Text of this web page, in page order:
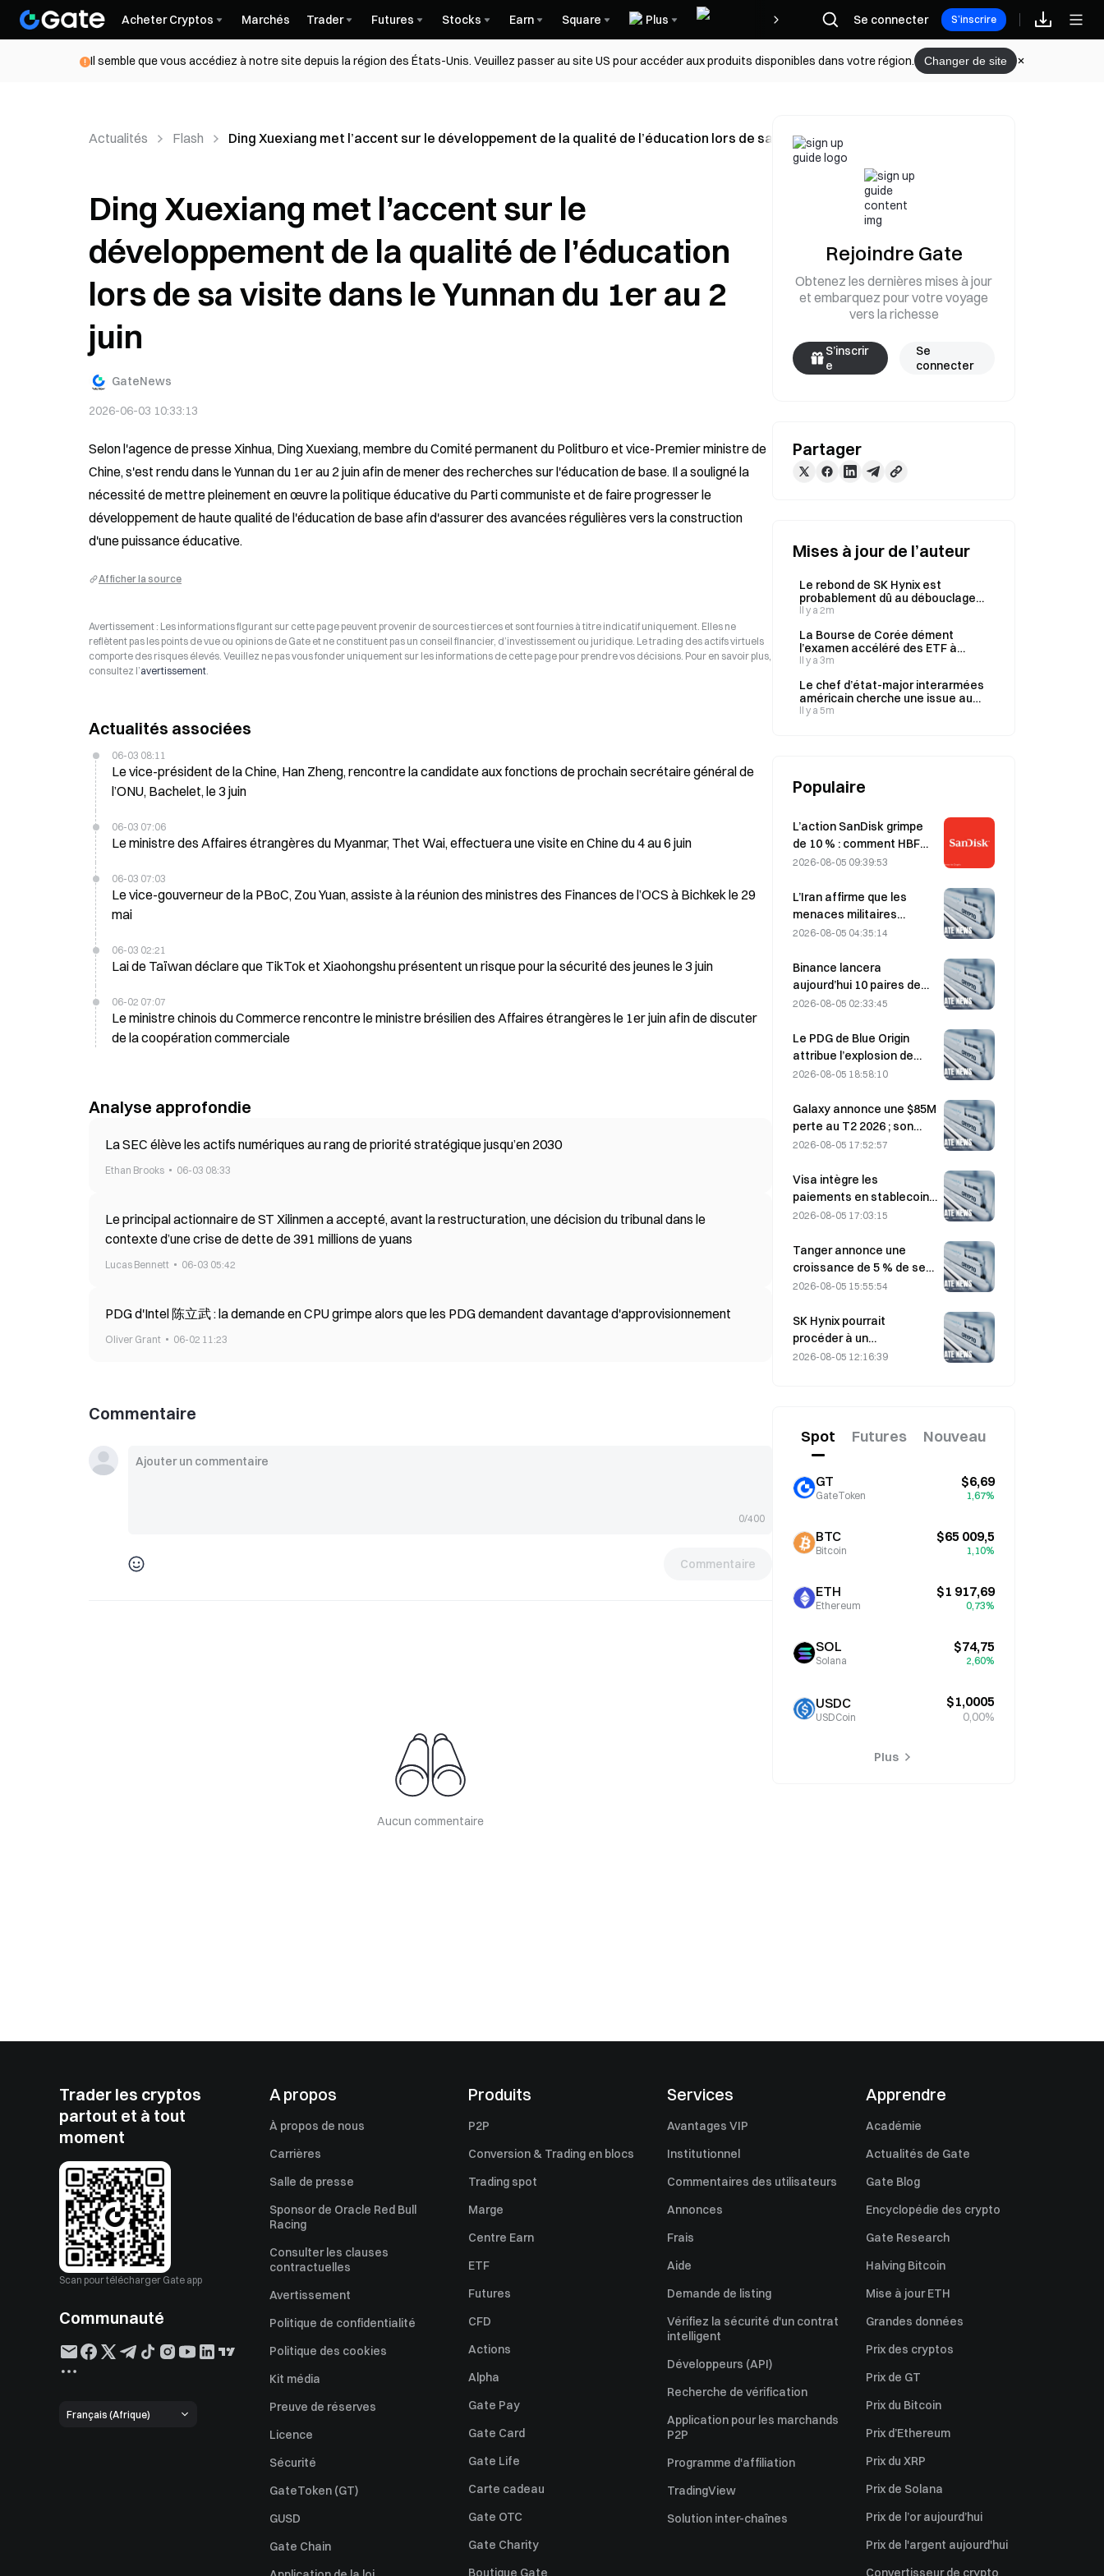
Acheter Cryptos Marchés Trader Futures Stocks Earn Square Plus Récompenses
Se connecter S’inscrire
Il semble que vous accédiez à notre site depuis la région des États-Unis. Veuillez passer au site US pour accéder aux produits disponibles dans votre région. Changer de site
Actualités Flash Ding Xuexiang met l’accent sur le développement de la qualité de l’éducation lors de sa visite dans le Yunnan du 1er au 2 juin
Ding Xuexiang met l’accent sur le
développement de la qualité de l’éducation
lors de sa visite dans le Yunnan du 1er au 2
juin
GateNews
2026-06-03 10:33:13
Selon l'agence de presse Xinhua, Ding Xuexiang, membre du Comité permanent du Politburo et vice-Premier ministre de
Chine, s'est rendu dans le Yunnan du 1er au 2 juin afin de mener des recherches sur l'éducation de base. Il a souligné la
nécessité de mettre pleinement en œuvre la politique éducative du Parti communiste et de faire progresser le
développement de haute qualité de l'éducation de base afin d'assurer des avancées régulières vers la construction
d'une puissance éducative.
Afficher la source
Avertissement : Les informations figurant sur cette page peuvent provenir de sources tierces et sont fournies à titre indicatif uniquement. Elles ne
reflètent pas les points de vue ou opinions de Gate et ne constituent pas un conseil financier, d’investissement ou juridique. Le trading des actifs virtuels
comporte des risques élevés. Veuillez ne pas vous fonder uniquement sur les informations de cette page pour prendre vos décisions. Pour en savoir plus,
consultez l’avertissement.
Actualités associées
06-03 08:11
Le vice-président de la Chine, Han Zheng, rencontre la candidate aux fonctions de prochain secrétaire général de
l’ONU, Bachelet, le 3 juin
06-03 07:06
Le ministre des Affaires étrangères du Myanmar, Thet Wai, effectuera une visite en Chine du 4 au 6 juin
06-03 07:03
Le vice-gouverneur de la PBoC, Zou Yuan, assiste à la réunion des ministres des Finances de l’OCS à Bichkek le 29
mai
06-03 02:21
Lai de Taïwan déclare que TikTok et Xiaohongshu présentent un risque pour la sécurité des jeunes le 3 juin
06-02 07:07
Le ministre chinois du Commerce rencontre le ministre brésilien des Affaires étrangères le 1er juin afin de discuter
de la coopération commerciale
Analyse approfondie
La SEC élève les actifs numériques au rang de priorité stratégique jusqu’en 2030
Ethan Brooks 06-03 08:33
Le principal actionnaire de ST Xilinmen a accepté, avant la restructuration, une décision du tribunal dans le
contexte d’une crise de dette de 391 millions de yuans
Lucas Bennett 06-03 05:42
PDG d'Intel 陈立武 : la demande en CPU grimpe alors que les PDG demandent davantage d'approvisionnement
Oliver Grant 06-02 11:23
Commentaire
0/400
Commentaire
Aucun commentaire
Rejoindre Gate
Obtenez les dernières mises à jour
et embarquez pour votre voyage
vers la richesse
S’inscrir
e
Se
connecter
Partager
Mises à jour de l’auteur
Le rebond de SK Hynix est
probablement dû au débouclage
de positions vendeuses, et non à
selon un analyste.
Il y a 2m
La Bourse de Corée dément
l’examen accéléré des ETF à
effet de levier liés à Samsung et
Il y a 3m
Le chef d’état-major interarmées
américain cherche une issue au
conflit avec l’Iran, invoquant les
Il y a 5m
Populaire
L’action SanDisk grimpe
de 10 % : comment HBF
ouvre un nouveau cycle
et les résultats financiers
peuvent-ils confirmer la
thèse de croissance ?
2026-08-05 09:39:53
L’Iran affirme que les
menaces militaires
américaines retardent
détroit d’Ormuz, prévu le 5
août.
2026-08-05 04:35:14
Binance lancera
aujourd’hui 10 paires de
trading bStocks à 20 h 00
2026-08-05 02:33:45
Le PDG de Blue Origin
attribue l’explosion de
New Glenn en mai à une
moteur BE-4
2026-08-05 18:58:10
Galaxy annonce une $85M
perte au T2 2026 ; son
chiffre d’affaires est
dollars aux prévisions, et
son action chute de 7,23
%
2026-08-05 17:52:57
Visa intègre les
paiements en stablecoins
à Visa Direct grâce à un
Hash
2026-08-05 17:03:15
Tanger annonce une
croissance de 5 % de ses
ventes, portée par le
monde en juin-juillet
2026-08-05 15:55:54
SK Hynix pourrait
procéder à un
fractionnement de ses
2026-08-05 12:16:39
Spot Futures Nouveau
GT
GateToken
$6,69
1,67%
BTC
Bitcoin
$65 009,5
1,10%
ETH
Ethereum
$1 917,69
0,73%
SOL
Solana
$74,75
2,60%
USDC
USDCoin
$1,0005
0,00%
Plus
Trader les cryptos
partout et à tout
moment
Scan pour télécharger Gate app
Communauté
Français (Afrique)
A propos
À propos de nous
Carrières
Salle de presse
Sponsor de Oracle Red Bull
Racing
Consulter les clauses
contractuelles
Avertissement
Politique de confidentialité
Politique des cookies
Kit média
Preuve de réserves
Licence
Sécurité
GateToken (GT)
GUSD
Gate Chain
Produits
P2P
Conversion & Trading en blocs
Trading spot
Marge
Centre Earn
ETF
Futures
CFD
Actions
Alpha
Gate Pay
Gate Card
Gate Life
Carte cadeau
Gate OTC
Gate Charity
Boutique Gate
Services
Avantages VIP
Institutionnel
Commentaires des utilisateurs
Annonces
Frais
Aide
Demande de listing
Vérifiez la sécurité d'un contrat
intelligent
Développeurs (API)
Recherche de vérification
Application pour les marchands
P2P
Programme d'affiliation
TradingView
Solution inter-chaînes
Apprendre
Académie
Actualités de Gate
Gate Blog
Encyclopédie des crypto
Gate Research
Halving Bitcoin
Mise à jour ETH
Grandes données
Prix des cryptos
Prix de GT
Prix du Bitcoin
Prix d’Ethereum
Prix du XRP
Prix de Solana
Prix de l’or aujourd’hui
Prix de l'argent aujourd'hui
Convertisseur de crypto